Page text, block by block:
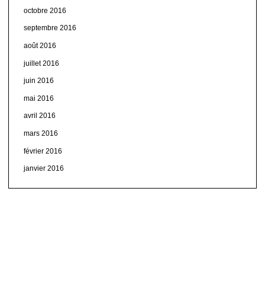
octobre 2016
septembre 2016
août 2016
juillet 2016
juin 2016
mai 2016
avril 2016
mars 2016
février 2016
janvier 2016